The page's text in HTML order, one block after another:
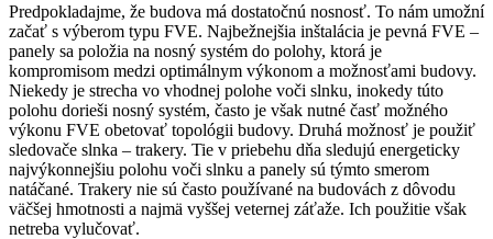
Predpokladajme, že budova má dostatočnú nosnosť. To nám umožní
začať s výberom typu FVE. Najbežnejšia inštalácia je pevná FVE –
panely sa položia na nosný systém do polohy, ktorá je
kompromisom medzi optimálnym výkonom a možnosťami budovy.
Niekedy je strecha vo vhodnej polohe voči slnku, inokedy túto
polohu dorieši nosný systém, často je však nutné časť možného
výkonu FVE obetovať topológii budovy. Druhá možnosť je použiť
sledovače slnka – trakery. Tie v priebehu dňa sledujú energeticky
najvýkonnejšiu polohu voči slnku a panely sú týmto smerom
natáčané. Trakery nie sú často používané na budovách z dôvodu
väčšej hmotnosti a najmä vyššej veternej záťaže. Ich použitie však
netreba vylučovať.